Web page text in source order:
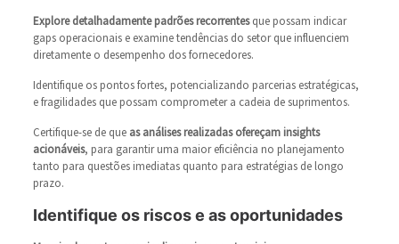
Explore detalhadamente padrões recorrentesque possam indicar
gaps operacionais e examine tendências do setor que influenciem
diretamente o desempenho dos fornecedores.
Identifique os pontos fortes, potencializando parcerias estratégicas,
e fragilidades que possam comprometer a cadeia de suprimentos.
Certifique-se de que as análises realizadas ofereçam insights
acionáveis, para garantir uma maior eficiência no planejamento
tanto para questões imediatas quanto para estratégias de longo
prazo.
Identifique os riscos e as oportunidades